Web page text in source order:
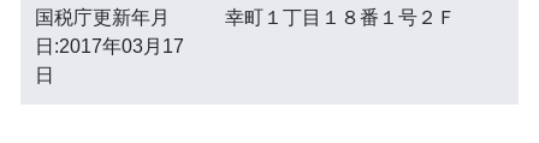
国税庁更新年月
日:2017年03月17
日
幸町１丁目１８番１号２Ｆ